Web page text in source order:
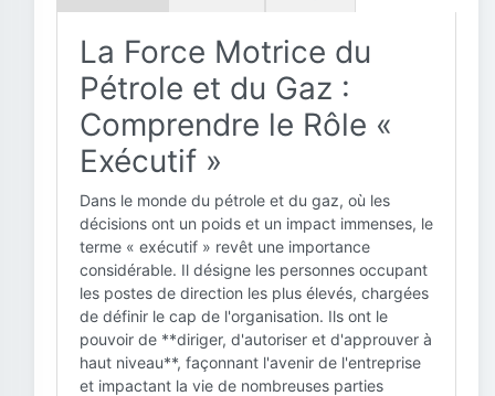
La Force Motrice du
Pétrole et du Gaz :
Comprendre le Rôle «
Exécutif »
Dans le monde du pétrole et du gaz, où les
décisions ont un poids et un impact immenses, le
terme « exécutif » revêt une importance
considérable. Il désigne les personnes occupant
les postes de direction les plus élevés, chargées
de définir le cap de l'organisation. Ils ont le
pouvoir de **diriger, d'autoriser et d'approuver à
haut niveau**, façonnant l'avenir de l'entreprise
et impactant la vie de nombreuses parties